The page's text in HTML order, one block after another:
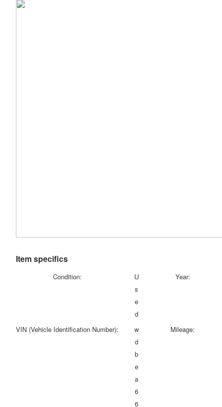
Item specifics
Condition:
U
s
e
d
Year:
VIN (Vehicle Identification Number):
w
d
b
e
a
6
6
Mileage: